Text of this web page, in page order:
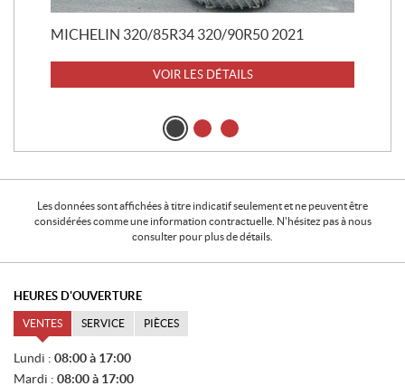
MICHELIN 320/85R34 320/90R50 2021
VOIR LES DÉTAILS
Les données sont affichées à titre indicatif seulement et ne peuvent être
considérées comme une information contractuelle. N'hésitez pas à nous
consulter pour plus de détails.
HEURES D'OUVERTURE
VENTES SERVICE PIÈCES
V
Lundi : 08:00 à 17:00
Mardi : 08:00 à 17:00